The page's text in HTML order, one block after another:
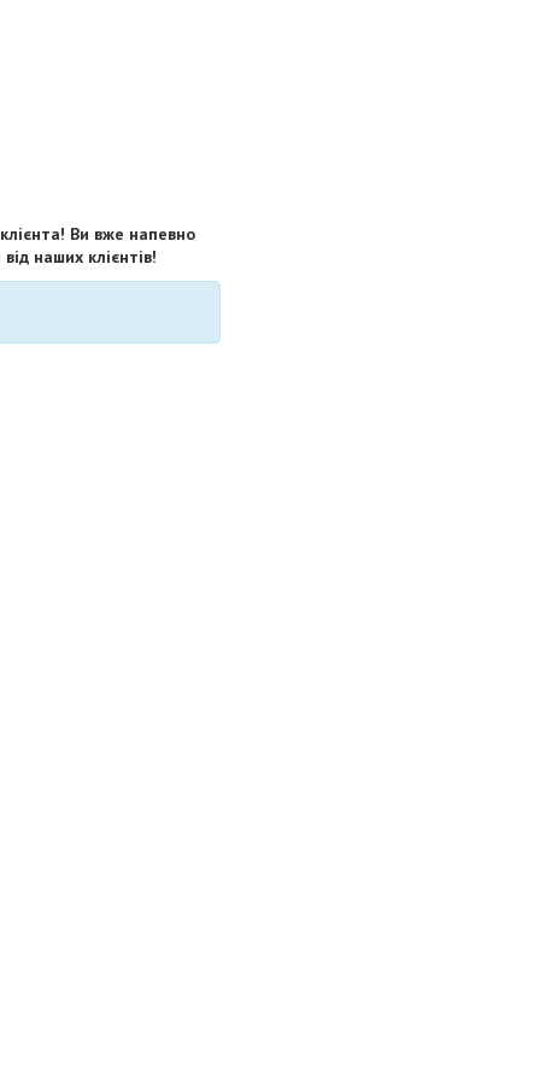
Ви вже напевно
наших клієнтів!